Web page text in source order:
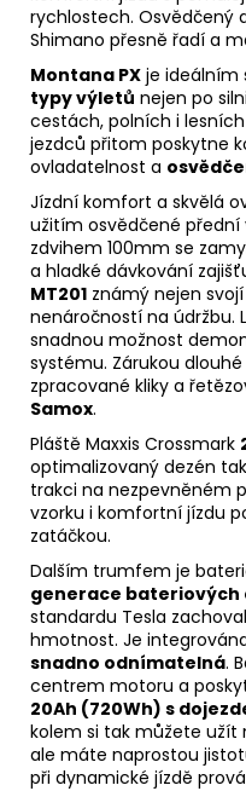
rychlostech. Osvědčený
Shimano přesně řadí a
Montana PX je ideálním
typy výletů nejen po
cestách, polních i
jezdců přitom poskytne
ovladatelnost a
Jízdní komfort a skvělá
užitím osvědčené přední
zdvihem 100mm se
a hladké dávkování
MT201 známý nejen
nenáročností na údržbu.
snadnou možnost
systému. Zárukou
zpracované kliky a
Samox.
Pláště Maxxis Crossmark
optimalizovaný dezén
trakci na nezpevněném
vzorku i komfortní jízdu
zatáčkou.
Dalším trumfem je
generace bateriových
standardu Tesla
hmotnost. Je
snadno odnímatelná.
centrem motoru a
20Ah (720Wh) s
kolem si tak můžete užít
ale máte naprostou
při dynamické jízdě